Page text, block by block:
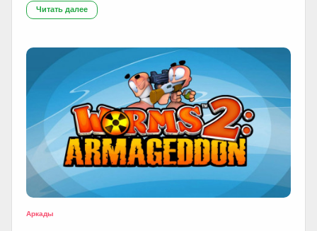
Читать далее
Аркады